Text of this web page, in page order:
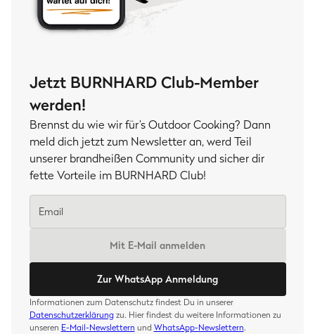
Jetzt BURNHARD Club-Member
werden!
Brennst du wie wir für’s Outdoor Cooking? Dann
meld dich jetzt zum Newsletter an, werd Teil
unserer brandheißen Community und sicher dir
fette Vorteile im BURNHARD Club!
Mit E-Mail anmelden
Zur WhatsApp Anmeldung
Informationen zum Datenschutz findest Du in unserer
Datenschutzerklärung zu. Hier findest du weitere Informationen zu
unseren E-Mail-Newslettern und WhatsApp-Newslettern.